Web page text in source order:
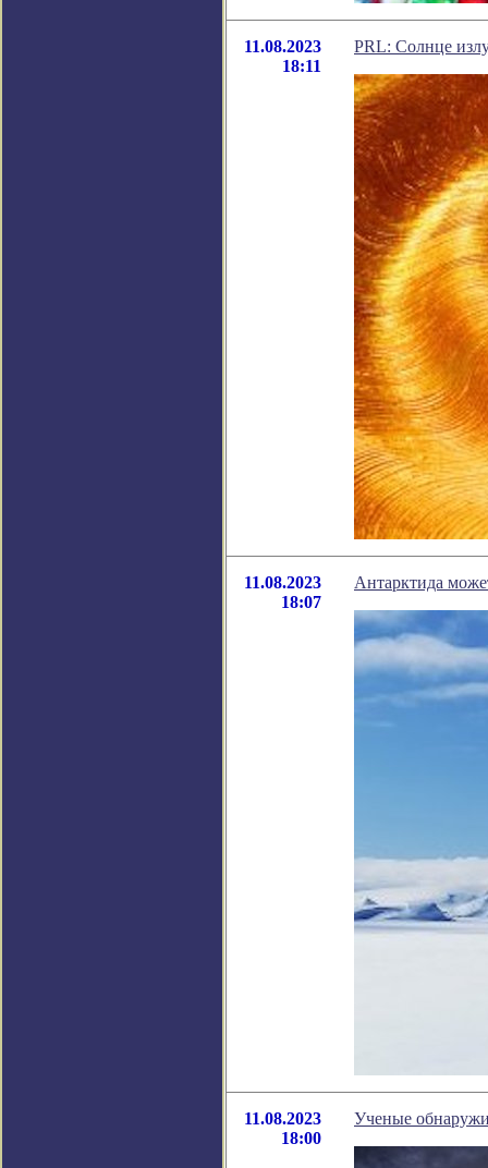
11.08.2023
18:11
PRL: Солнце
11.08.2023
18:07
Антарктида
11.08.2023
18:00
Ученые